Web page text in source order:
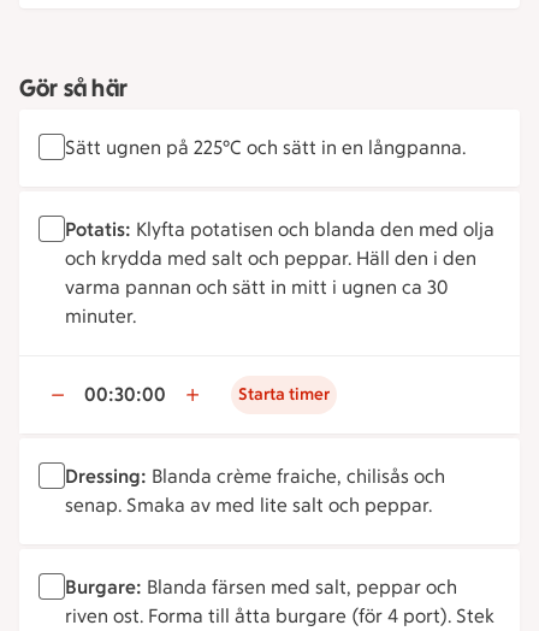
Gör så här
Sätt ugnen på 225°C och sätt in en långpanna.
Potatis: Klyfta potatisen och blanda den med olja
och krydda med salt och peppar. Häll den i den
varma pannan och sätt in mitt i ugnen ca 30
minuter.
00:30:00 Starta timer
Dressing: Blanda crème fraiche, chilisås och
senap. Smaka av med lite salt och peppar.
Burgare: Blanda färsen med salt, peppar och
riven ost. Forma till åtta burgare (för 4 port). Stek